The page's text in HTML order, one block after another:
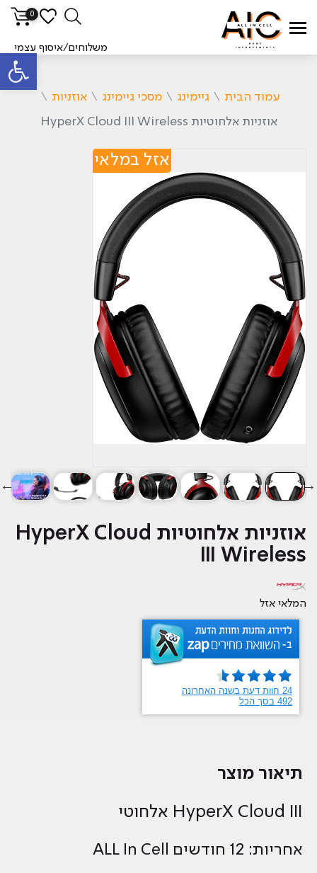
פתח
0
משלוחים/איסוף עצמי
עמוד הבית \ גיימינג \ מסכי גיימינג \ אוזניות \
אוזניות ‏אלחוטיות HyperX Cloud III Wireless
אוזניות ‏אלחוטיות HyperX Cloud
III Wireless
המלאי אזל
אזל במלאי
תיאור מוצר
HyperX Cloud III אלחוטי
אחריות: 12 חודשים ALL In Cell